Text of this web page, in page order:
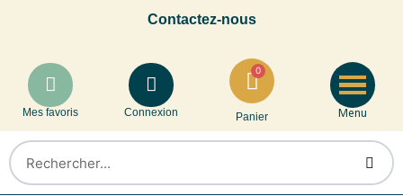
Contactez-nous
Mes favoris Connexion Panier Menu